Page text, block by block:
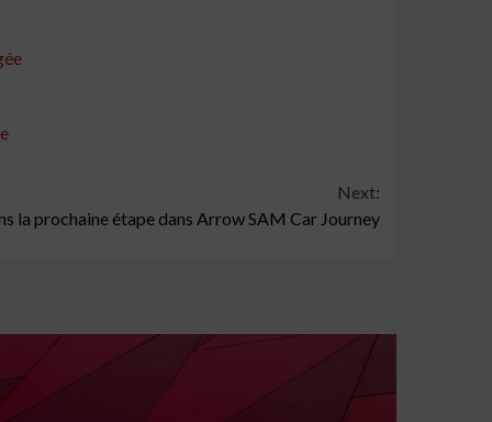
Next:
la prochaine étape dans Arrow SAM Car Journey